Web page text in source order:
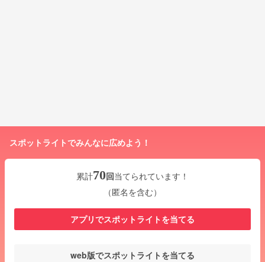
スポットライトでみんなに広めよう！
累計70回当てられています！
（匿名を含む）
アプリでスポットライトを当てる
web版でスポットライトを当てる